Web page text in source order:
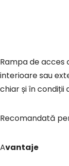
Rampa de acces din aluminiu produsa de Vidas MET este o soluție practică și eficientă pentru depășirea diferențelor de nivel în spații
interioare sau
chiar și în condiții
Recomandată
Avantaje